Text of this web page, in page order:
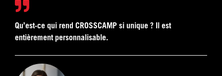
Qu’est-ce qui rend CROSSCAMP si unique ? Il est
entièrement personnalisable.